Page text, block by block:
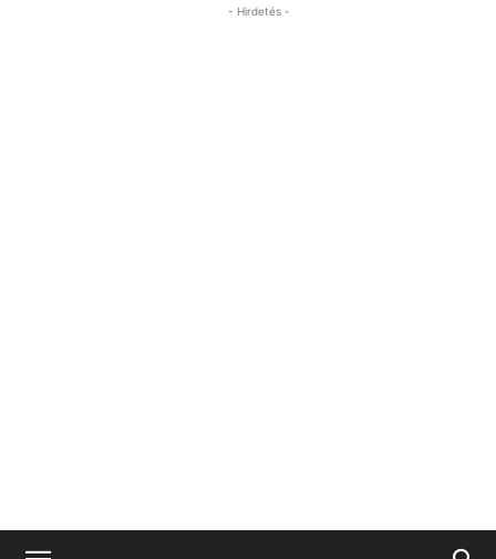
- Hirdetés -